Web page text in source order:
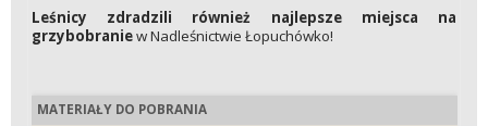
Leśnicy zdradzili również najlepsze miejsca na
grzybobraniew Nadleśnictwie Łopuchówko!
MATERIAŁY DO POBRANIA